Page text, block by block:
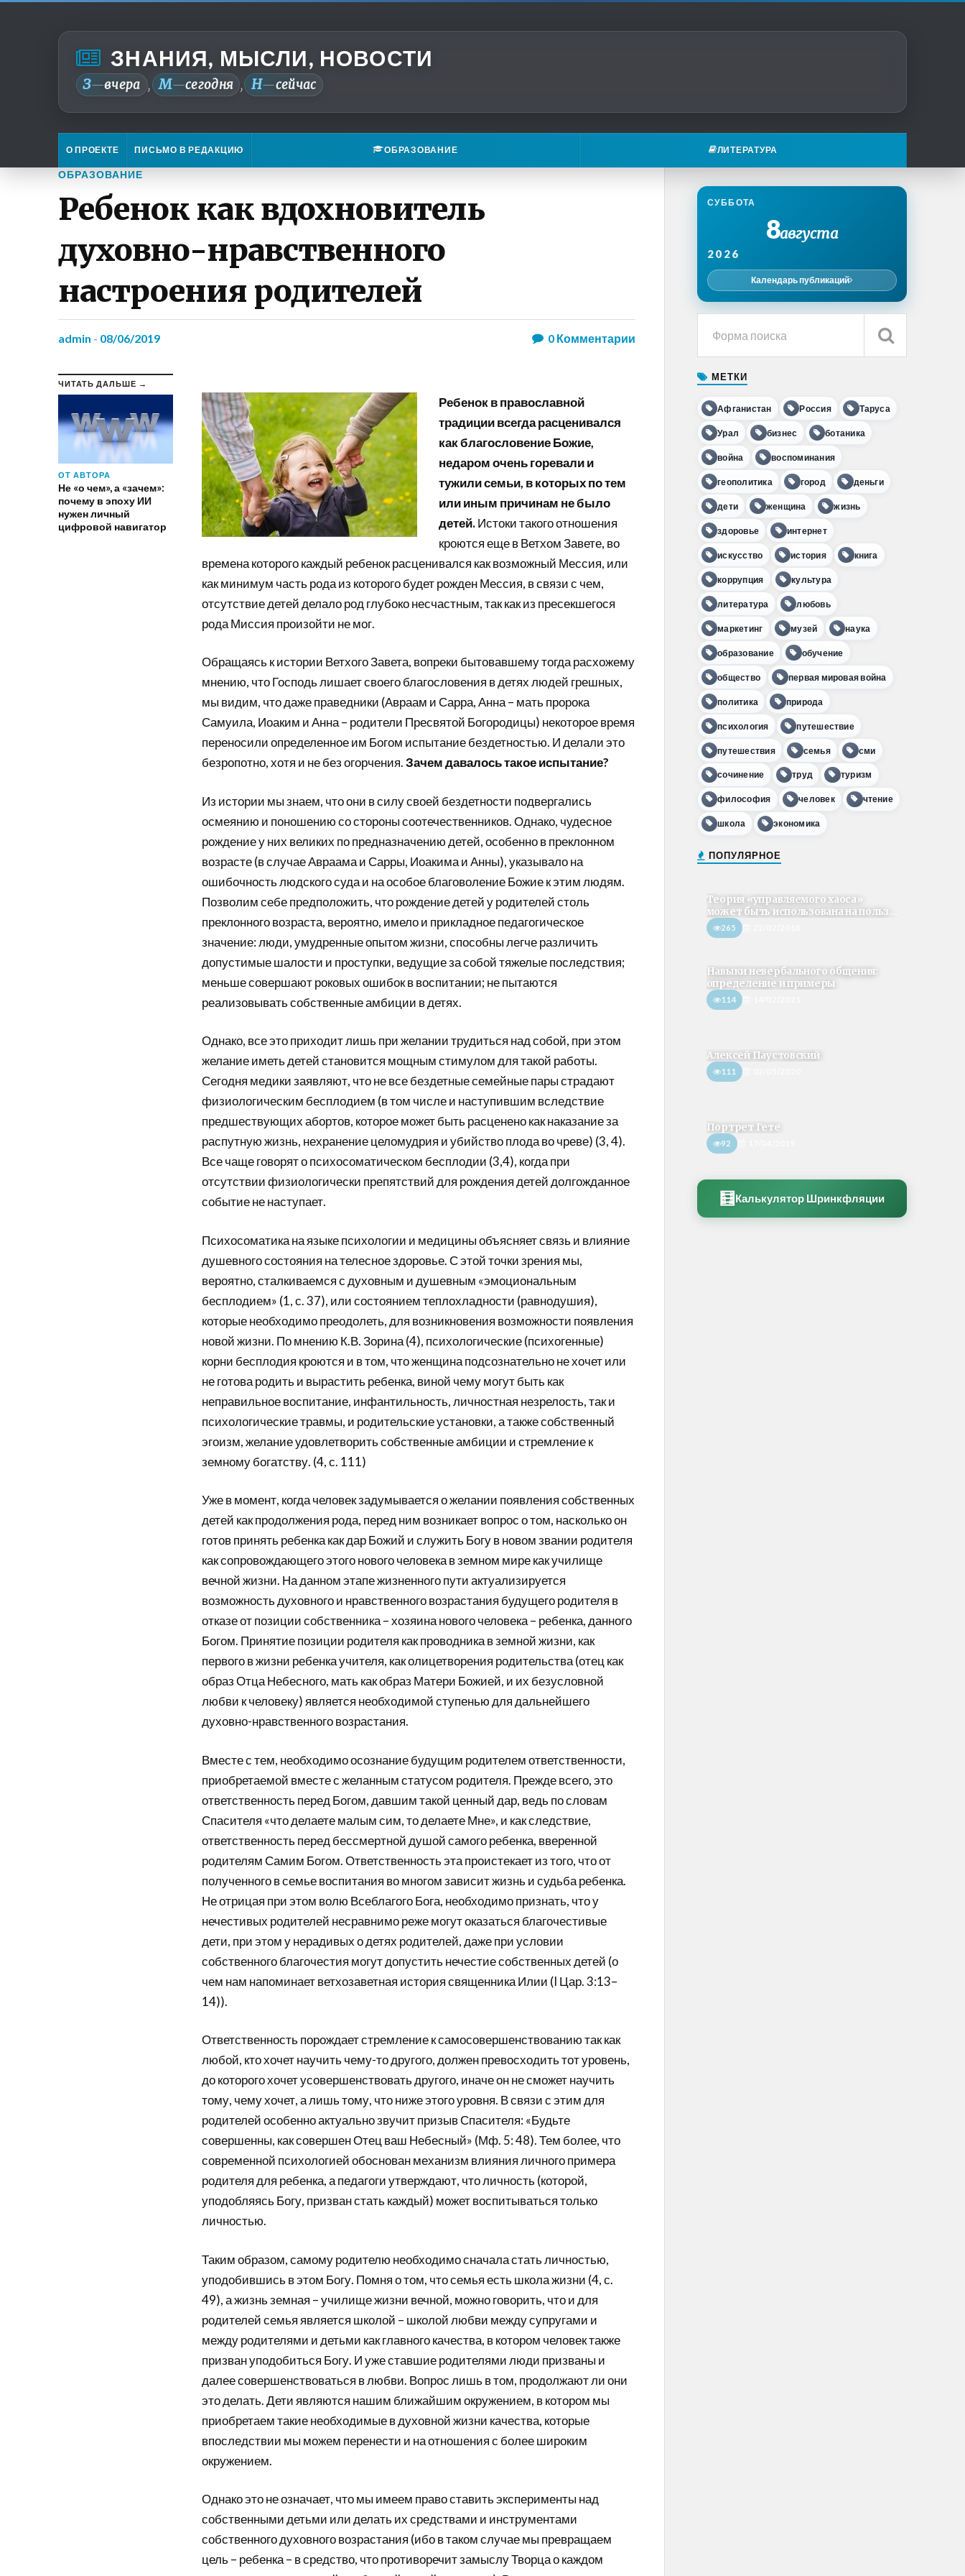
ЗНАНИЯ, МЫСЛИ, НОВОСТИ
З—вчера , М—сегодня , Н—сейчас
О ПРОЕКТЕ ПИСЬМО В РЕДАКЦИЮ ОБРАЗОВАНИЕ ЛИТЕРАТУРА
ОБРАЗОВАНИЕ
Ребенок как вдохновитель
духовно-нравственного
настроения родителей
admin - 08/06/2019 0Комментарии
ЧИТАТЬ ДАЛЬШЕ →
ОТ АВТОРА
Не «о чем», а «зачем»:
почему в эпоху ИИ
нужен личный
цифровой навигатор
Ребенок в православной
традиции всегда расценивался
как благословение Божие,
недаром очень горевали и
тужили семьи, в которых по тем
или иным причинам не было
детей.Истоки такого отношения
кроются еще в Ветхом Завете, во
времена которого каждый ребенок расценивался как возможный Мессия, или
как минимум часть рода из которого будет рожден Мессия, в связи с чем,
отсутствие детей делало род глубоко несчастным, так как из пресекшегося
рода Миссия произойти не мог.
Обращаясь к истории Ветхого Завета, вопреки бытовавшему тогда расхожему
мнению, что Господь лишает своего благословения в детях людей грешных,
мы видим, что даже праведники (Авраам и Сарра, Анна – мать пророка
Самуила, Иоаким и Анна – родители Пресвятой Богородицы) некоторое время
переносили определенное им Богом испытание бездетностью. И делали это
безропотно, хотя и не без огорчения.Зачем давалось такое испытание?
Из истории мы знаем, что они в силу своей бездетности подвергались
осмеянию и поношению со стороны соотечественников. Однако, чудесное
рождение у них великих по предназначению детей, особенно в преклонном
возрасте (в случае Авраама и Сарры, Иоакима и Анны), указывало на
ошибочность людского суда и на особое благоволение Божие к этим людям.
Позволим себе предположить, что рождение детей у родителей столь
преклонного возраста, вероятно, имело и прикладное педагогическое
значение: люди, умудренные опытом жизни, способны легче различить
допустимые шалости и проступки, ведущие за собой тяжелые последствия;
меньше совершают роковых ошибок в воспитании; не пытаются
реализовывать собственные амбиции в детях.
Однако, все это приходит лишь при желании трудиться над собой, при этом
желание иметь детей становится мощным стимулом для такой работы.
Сегодня медики заявляют, что не все бездетные семейные пары страдают
физиологическим бесплодием (в том числе и наступившим вследствие
предшествующих абортов, которое может быть расценено как наказание за
распутную жизнь, нехранение целомудрия и убийство плода во чреве) (3, 4).
Все чаще говорят о психосоматическом бесплодии (3,4), когда при
отсутствии физиологически препятствий для рождения детей долгожданное
событие не наступает.
Психосоматика на языке психологии и медицины объясняет связь и влияние
душевного состояния на телесное здоровье. С этой точки зрения мы,
вероятно, сталкиваемся с духовным и душевным «эмоциональным
бесплодием» (1, с. 37), или состоянием теплохладности (равнодушия),
которые необходимо преодолеть, для возникновения возможности появления
новой жизни. По мнению К.В. Зорина (4), психологические (психогенные)
корни бесплодия кроются и в том, что женщина подсознательно не хочет или
не готова родить и вырастить ребенка, виной чему могут быть как
неправильное воспитание, инфантильность, личностная незрелость, так и
психологические травмы, и родительские установки, а также собственный
эгоизм, желание удовлетворить собственные амбиции и стремление к
земному богатству. (4, с. 111)
Уже в момент, когда человек задумывается о желании появления собственных
детей как продолжения рода, перед ним возникает вопрос о том, насколько он
готов принять ребенка как дар Божий и служить Богу в новом звании родителя
как сопровождающего этого нового человека в земном мире как училище
вечной жизни. На данном этапе жизненного пути актуализируется
возможность духовного и нравственного возрастания будущего родителя в
отказе от позиции собственника – хозяина нового человека – ребенка, данного
Богом. Принятие позиции родителя как проводника в земной жизни, как
первого в жизни ребенка учителя, как олицетворения родительства (отец как
образ Отца Небесного, мать как образ Матери Божией, и их безусловной
любви к человеку) является необходимой ступенью для дальнейшего
духовно-нравственного возрастания.
Вместе с тем, необходимо осознание будущим родителем ответственности,
приобретаемой вместе с желанным статусом родителя. Прежде всего, это
ответственность перед Богом, давшим такой ценный дар, ведь по словам
Спасителя «что делаете малым сим, то делаете Мне», и как следствие,
ответственность перед бессмертной душой самого ребенка, вверенной
родителям Самим Богом. Ответственность эта проистекает из того, что от
полученного в семье воспитания во многом зависит жизнь и судьба ребенка.
Не отрицая при этом волю Всеблагого Бога, необходимо признать, что у
нечестивых родителей несравнимо реже могут оказаться благочестивые
дети, при этом у нерадивых о детях родителей, даже при условии
собственного благочестия могут допустить нечестие собственных детей (о
чем нам напоминает ветхозаветная история священника Илии (I Цар. 3:13–
14)).
Ответственность порождает стремление к самосовершенствованию так как
любой, кто хочет научить чему-то другого, должен превосходить тот уровень,
до которого хочет усовершенствовать другого, иначе он не сможет научить
тому, чему хочет, а лишь тому, что ниже этого уровня. В связи с этим для
родителей особенно актуально звучит призыв Спасителя: «Будьте
совершенны, как совершен Отец ваш Небесный» (Мф. 5: 48). Тем более, что
современной психологией обоснован механизм влияния личного примера
родителя для ребенка, а педагоги утверждают, что личность (которой,
уподобляясь Богу, призван стать каждый) может воспитываться только
личностью.
Таким образом, самому родителю необходимо сначала стать личностью,
уподобившись в этом Богу. Помня о том, что семья есть школа жизни (4, с.
49), а жизнь земная – училище жизни вечной, можно говорить, что и для
родителей семья является школой – школой любви между супругами и
между родителями и детьми как главного качества, в котором человек также
призван уподобиться Богу. И уже ставшие родителями люди призваны и
далее совершенствоваться в любви. Вопрос лишь в том, продолжают ли они
это делать. Дети являются нашим ближайшим окружением, в котором мы
приобретаем такие необходимые в духовной жизни качества, которые
впоследствии мы можем перенести и на отношения с более широким
окружением.
Однако это не означает, что мы имеем право ставить эксперименты над
собственными детьми или делать их средствами и инструментами
собственного духовного возрастания (ибо в таком случае мы превращаем
цель – ребенка – в средство, что противоречит замыслу Творца о каждом
СУББОТА
8августа
2026
Календарь публикаций
МЕТКИ
Афганистан Россия Таруса
Урал бизнес ботаника
война воспоминания
геополитика город деньги
дети женщина жизнь
здоровье интернет
искусство история книга
коррупция культура
литература любовь
маркетинг музей наука
образование обучение
общество первая мировая война
политика природа
психология путешествие
путешествия семья сми
сочинение труд туризм
философия человек чтение
школа экономика
ПОПУЛЯРНОЕ
Теория «управляемого хаоса»
может быть использована на польз...
265
Навыки невербального общения:
определение и примеры
114
Алексей Паустовский
111
Портрет Гете
92
🧮 Калькулятор Шринкфляции